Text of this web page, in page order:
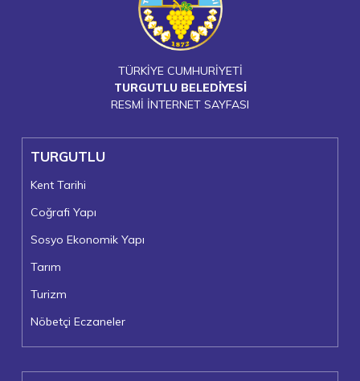
TÜRKİYE CUMHURİYETİ
TURGUTLU BELEDİYESİ
RESMİ İNTERNET SAYFASI
TURGUTLU
Kent Tarihi
Coğrafi Yapı
Sosyo Ekonomik Yapı
Tarım
Turizm
Nöbetçi Eczaneler